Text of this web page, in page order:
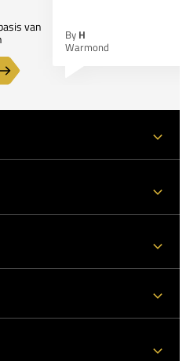
van By H
Warmond